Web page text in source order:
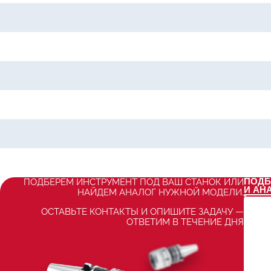
ПОДБЕРЕМ ИНСТРУМЕНТ ПОД ВАШ СТАНОК ИЛИ
НАЙДЕМ АНАЛОГ НУЖНОЙ МОДЕЛИ.
ОСТАВЬТЕ КОНТАКТЫ И ОПИШИТЕ ЗАДАЧУ —
ОТВЕТИМ В ТЕЧЕНИЕ ДНЯ
И